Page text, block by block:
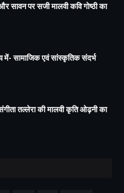
पर सजी मालवी कवि गोष्ठी का
में- सामाजिक एवं सांस्कृतिक संदर्भ
तल्लेरा की मालवी कृति ओढ़नी का